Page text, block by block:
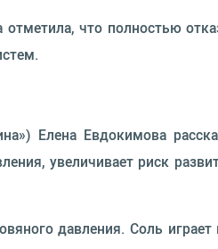
что полностью
Елена Евдокимова
увеличивает риск
давления. Соль